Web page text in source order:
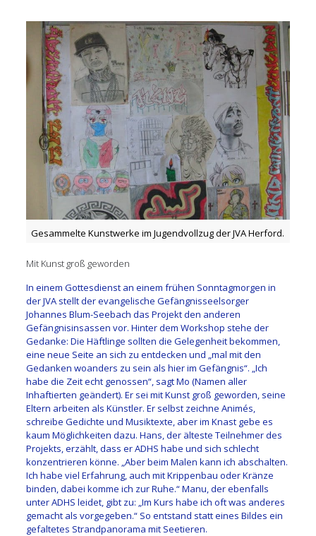
Gesammelte Kunstwerke im Jugendvollzug der JVA Herford.
Mit Kunst groß geworden
In einem Gottesdienst an einem frühen Sonntagmorgen in
der JVA stellt der evangelische Gefängnisseelsorger
Johannes Blum-Seebach das Projekt den anderen
Gefängnisinsassen vor. Hinter dem Workshop stehe der
Gedanke: Die Häftlinge sollten die Gelegenheit bekommen,
eine neue Seite an sich zu entdecken und „mal mit den
Gedanken woanders zu sein als hier im Gefängnis“. „Ich
habe die Zeit echt genossen“, sagt Mo (Namen aller
Inhaftierten geändert). Er sei mit Kunst groß geworden, seine
Eltern arbeiten als Künstler. Er selbst zeichne Animés,
schreibe Gedichte und Musiktexte, aber im Knast gebe es
kaum Möglichkeiten dazu. Hans, der älteste Teilnehmer des
Projekts, erzählt, dass er ADHS habe und sich schlecht
konzentrieren könne. „Aber beim Malen kann ich abschalten.
Ich habe viel Erfahrung, auch mit Krippenbau oder Kränze
binden, dabei komme ich zur Ruhe.“ Manu, der ebenfalls
unter ADHS leidet, gibt zu: „Im Kurs habe ich oft was anderes
gemacht als vorgegeben.“ So entstand statt eines Bildes ein
gefaltetes Strandpanorama mit Seetieren.